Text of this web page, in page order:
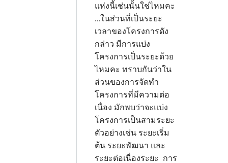
แห่งนี้เช่นนั้นใช่ไหมคะ
...ในส่วนที่เป็นระยะ
เวลาของโครงการดัง
กล่าว มีการแบ่ง
โครงการเป็นระยะด้วย
ไหมคะ ทราบกันว่าใน
ส่วนของการจัดทำ
โครงการที่มีความต่อ
เนื่อง มักพบว่าจะแบ่ง
โครงการเป็นสามระยะ
ตัวอย่างเช่น ระยะเริ่ม
ต้น ระยะพัฒนา และ
ระยะต่อเนื่องระยะ การ